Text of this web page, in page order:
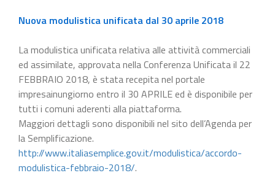
Nuova modulistica unificata dal 30 aprile 2018
La modulistica unificata relativa alle attività commerciali
ed assimilate, approvata nella Conferenza Unificata il 22
FEBBRAIO 2018, è stata recepita nel portale
impresainungiorno entro il 30 APRILE ed è disponibile per
tutti i comuni aderenti alla piattaforma.
Maggiori dettagli sono disponibili nel sito dell’Agenda per
la Semplificazione.
http://www.italiasemplice.gov.it/modulistica/accordo-
modulistica-febbraio-2018/.